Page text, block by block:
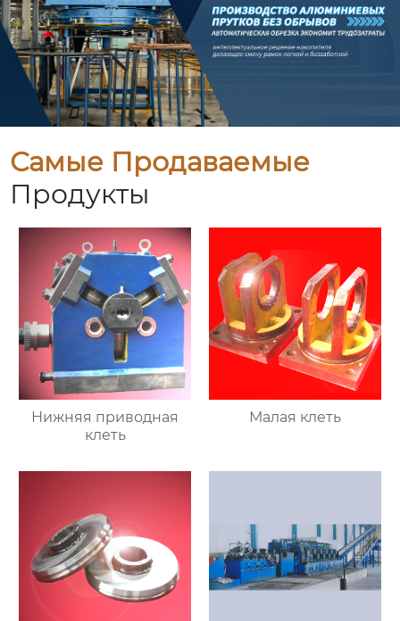
Самые Продаваемые
Продукты
Нижняя приводная
клеть
Малая клеть